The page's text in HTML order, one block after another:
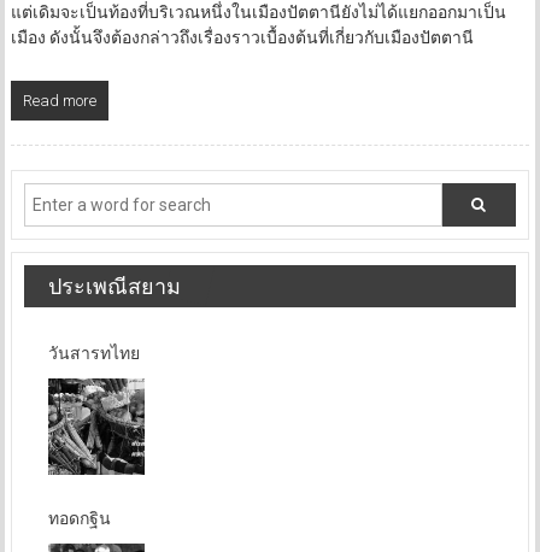
แต่เดิมจะเป็นท้องที่บริเวณหนึ่งในเมืองปัตตานียังไม่ได้แยกออกมาเป็น
เมือง ดังนั้นจึงต้องกล่าวถึงเรื่องราวเบื้องต้นที่เกี่ยวกับเมืองปัตตานี
Read more
ประเพณีสยาม
วันสารทไทย
ทอดกฐิน